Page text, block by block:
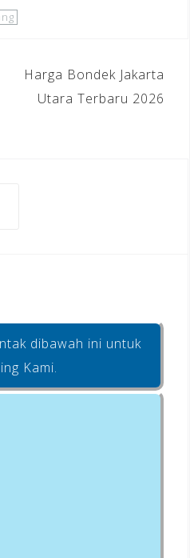
ar
Harga Bondek Jakarta
Utara Terbaru 2026
dibawah ini untuk
Kami.